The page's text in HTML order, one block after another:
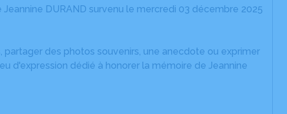
DURAND survenu le mercredi 03 décembre 2025
des photos souvenirs, une anecdote ou exprimer
d'expression dédié à honorer la mémoire de Jeannine